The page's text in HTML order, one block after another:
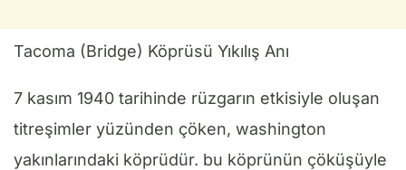
Tacoma (Bridge) Köprüsü Yıkılış Anı
7 kasım 1940 tarihinde rüzgarın etkisiyle oluşan
titreşimler yüzünden çöken, washington
yakınlarındaki köprüdür. bu köprünün çöküşüyle